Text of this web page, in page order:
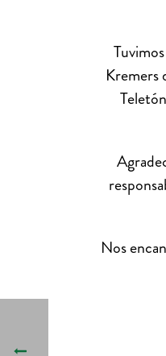
Kremers
Nos